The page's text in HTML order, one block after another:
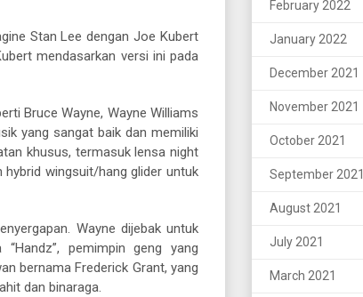
Stan Lee dengan Joe Kubert
mendasarkan versi ini pada
Bruce Wayne, Wayne Williams
yang sangat baik dan memiliki
khusus, termasuk lensa night
wingsuit/hang glider untuk
Wayne dijebak untuk
pemimpin geng yang
bernama Frederick Grant, yang
dan binaraga.
February 2022
January 2022
December 2021
November 2021
October 2021
September 2021
August 2021
July 2021
March 2021